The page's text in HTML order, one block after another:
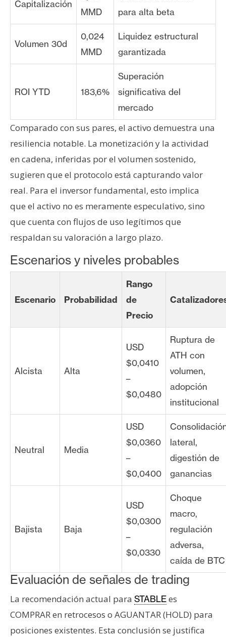
Capitalización
MMD
para alta beta
Volumen 30d
0,024
MMD
Liquidez estructural
garantizada
ROI YTD 183,6%
Superación
significativa del
mercado
Comparado con sus pares, el activo demuestra una
resiliencia notable. La monetización y la actividad
en cadena, inferidas por el volumen sostenido,
sugieren que el protocolo está capturando valor
real. Para el inversor fundamental, esto implica
que el activo no es meramente especulativo, sino
que cuenta con flujos de uso legítimos que
respaldan su valoración a largo plazo.
Escenarios y niveles probables
Escenario Probabilidad
Rango
de
Precio
Alcista Alta
USD
$0,0410
–
$0,0480
Ruptura de
ATH con
volumen,
adopción
institucional
Neutral Media
USD
$0,0360
–
$0,0400
lateral,
digestión de
ganancias
Bajista Baja
USD
$0,0300
–
$0,0330
Choque
macro,
regulación
adversa,
caída de BTC
Evaluación de señales de trading
La recomendación actual para STABLEes
COMPRAR en retrocesos o AGUANTAR (HOLD) para
posiciones existentes. Esta conclusión se justifica